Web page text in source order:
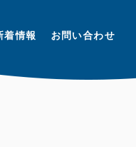
着情報 お問い合わせ